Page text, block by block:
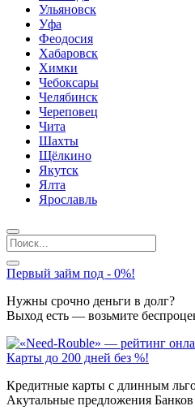
Ульяновск
Уфа
Феодосия
Хабаровск
Химки
Чебоксары
Челябинск
Череповец
Чита
Шахты
Щёлкино
Якутск
Ялта
Ярославль
Первый займ под - 0%!
Нужны срочно деньги в долг?
Выход есть — возьмите
Карты до 200 дней без %!
Кредитные карты с длинным
Акутальные предложения Банков